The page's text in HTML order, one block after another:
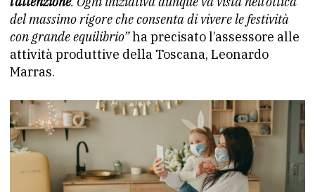
del massimo rigore che consenta di vivere le festività
con grande equilibrio”ha precisato l’assessore alle
attività produttive della Toscana, Leonardo
Marras.